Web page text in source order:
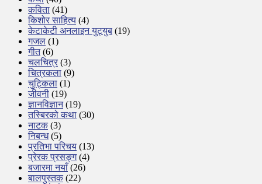
कविता (41)
किशोर साहित्य (4)
केटाकेटी अनलाइन युट्युब (19)
गजल (1)
गीत(6)
चलचित्र (3)
चित्रकला (9)
चुट्किला (1)
जीवनी (19)
ज्ञानविज्ञान(19)
तस्बिरको कथा (30)
नाटक(3)
निबन्ध(5)
प्रतिभा परिचय (13)
प्रेरक प्रसङ्ग(4)
बजारमा नयाँ(26)
बालपुस्तक(22)